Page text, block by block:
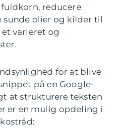
reducere
olier og kilder til
varieret og
for at blive
på en Google-
at strukturere teksten
er en mulig opdeling i